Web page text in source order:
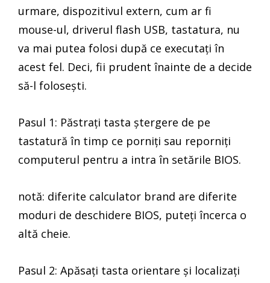
urmare, dispozitivul extern, cum ar fi
mouse-ul, driverul flash USB, tastatura, nu
va mai putea folosi după ce executați în
acest fel. Deci, fii prudent înainte de a decide
să-l folosești.
Pasul 1: Păstrați tasta ștergere de pe
tastatură în timp ce porniți sau reporniți
computerul pentru a intra în setările BIOS.
notă: diferite calculator brand are diferite
moduri de deschidere BIOS, puteți încerca o
altă cheie.
Pasul 2: Apăsați tasta orientare și localizați